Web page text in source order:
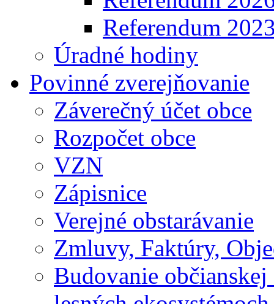
Referendum
Úradné hodiny
Povinné zverejňovanie
Záverečný účet obce
Rozpočet obce
VZN
Zápisnice
Verejné obstarávanie
Zmluvy, Faktúry,
Budovanie